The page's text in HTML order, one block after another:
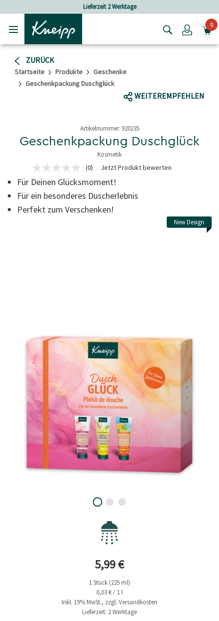
Login0
ZURÜCK
Startseite Produkte
Geschenke
Geschenkpackung Duschglück
WEITEREMPFEHLEN
New Design
Artikelnummer: 920235
Geschenkpackung Duschglück
Kosmetik
4 von 5 Sternen
Kein
Beurteilungswert
Link
auf
Seite.
(0) Jetzt Produkt bewerten
Für Deinen Glücksmoment!
Für ein besonderes Duscherlebnis
Perfekt zum Verschenken!
Aktueller Preis
5,99 €
1 Stück (225 ml)
0,03 € / 1 l
Inkl. 19% MwSt., zzgl. Versandkosten
Lieferzeit: 2 Werktage